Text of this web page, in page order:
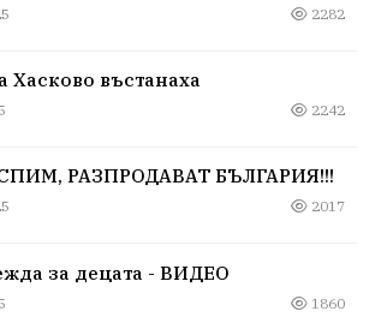
2282
Хасково въстанаха
2242
РАЗПРОДАВАТ БЪЛГАРИЯ!!!
2017
за децата - ВИДЕО
1860